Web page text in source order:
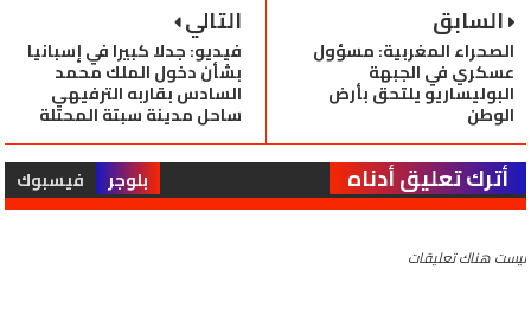
التالي
فيديو: جدلا كبيرا في إسبانيا
بشأن دخول الملك محمد
السادس بقاربه الترفيهي
ساحل مدينة سبتة المحتلة
السابق
الصحراء المغربية: مسؤول
عسكري في الجبهة
البوليساريو يلتحق بأرض
الوطن
أترك تعليق أدناه بلوجر فيسبوك
ليست هناك تعليقات